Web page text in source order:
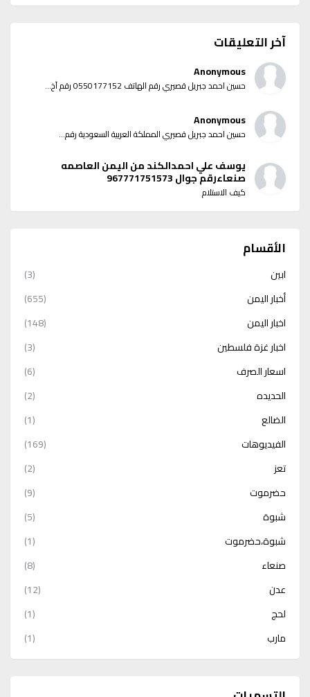
آخر التعليقات
Anonymous
حسين احمد جبريل قصيري رقم الهاتف 0550177152 رقم آخ...
Anonymous
حسين احمد جبريل قصيري المملكة العربية السعودية رقم...
يوسف علي احمدالكند من اليمن العاصمه
صنعاءرقم جوال 967771751573
كيف الاستلام
الأقسام
ابين
(3)
أخبار اليمن
(655)
اخبار اليمن
(148)
اخبار غزة فلسطين
(3)
اسعار الصرف
(6)
الحديده
(2)
الضالع
(1)
الفيديوهات
(169)
تعز
(2)
حضرموت
(9)
شبوة
(5)
شبوة،حضرموت
(1)
صنعاء
(8)
عدن
(12)
لحج
(1)
مارب
(1)